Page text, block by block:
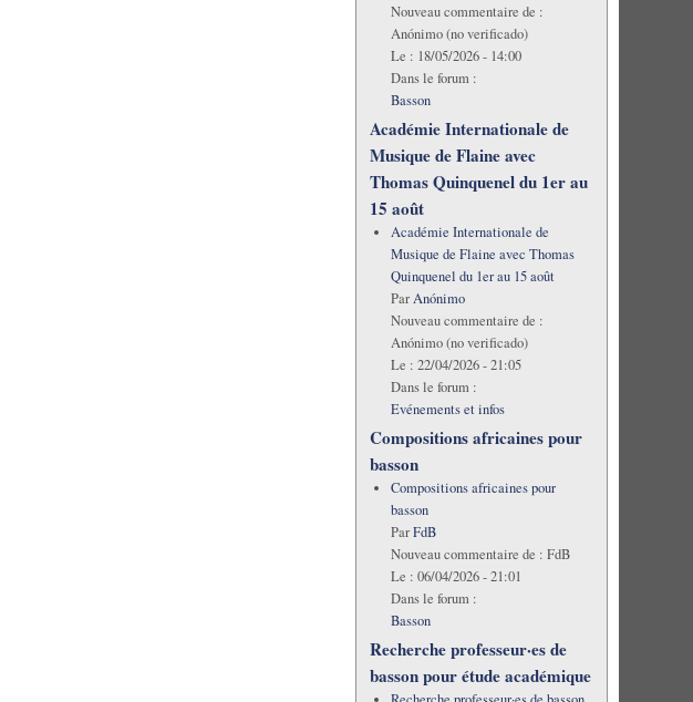
Nouveau commentaire de :
Anónimo (no verificado)
Le : 18/05/2026 - 14:00
Dans le forum :
Basson
Académie Internationale de
Musique de Flaine avec
Thomas Quinquenel du 1er au
15 août
Académie Internationale de
Musique de Flaine avec Thomas
Quinquenel du 1er au 15 août
ParAnónimo
Nouveau commentaire de :
Anónimo (no verificado)
Le : 22/04/2026 - 21:05
Dans le forum :
Evénements et infos
Compositions africaines pour
basson
Compositions africaines pour
basson
ParFdB
Nouveau commentaire de : FdB
Le : 06/04/2026 - 21:01
Dans le forum :
Basson
Recherche professeur·es de
basson pour étude académique